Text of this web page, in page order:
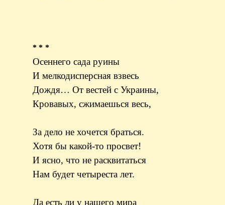
* * *
Осеннего сада руины
И мелкодисперсная взвесь
Дождя… От вестей с Украины,
Кровавых, сжимаешься весь,
За дело не хочется браться.
Хотя бы какой-то просвет!
И ясно, что не расквитаться
Нам будет четыреста лет.
Да есть ли у нашего мира